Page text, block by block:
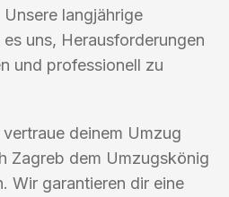
langjährige
uns, Herausforderungen
und professionell zu
deinem Umzug
Zagreb dem Umzugskönig
Wir garantieren dir eine